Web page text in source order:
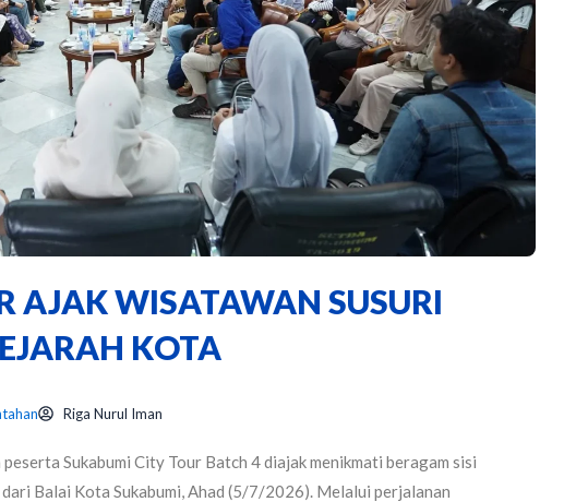
AJAK WISATAWAN SUSURI
KOTA
Riga Nurul Iman
peserta Sukabumi City Tour Batch 4 diajak menikmati beragam sisi
Balai Kota Sukabumi, Ahad (5/7/2026). Melalui perjalanan